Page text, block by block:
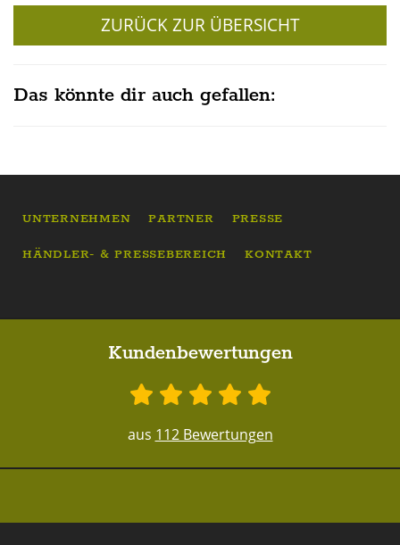
ZURÜCK ZUR ÜBERSICHT
Das könnte dir auch gefallen:
UNTERNEHMEN PARTNER PRESSE
HÄNDLER- & PRESSEBEREICH KONTAKT
Kundenbewertungen
aus 112 Bewertungen